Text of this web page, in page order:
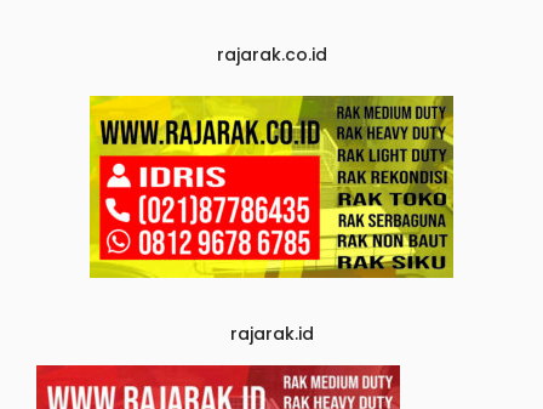
rajarak.co.id
rajarak.id